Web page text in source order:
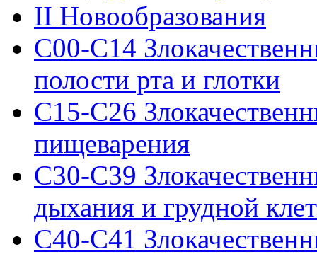
II Новообразования
C00-C14
полости рта и глотки
C15-C26
пищеварения
C30-C39
дыхания и грудной
C40-C41